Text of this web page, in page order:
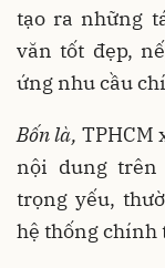
tạo ra những
văn tốt đẹp,
ứng nhu cầu
Bốn là, TPHCM
nội dung
trọng yếu,
hệ thống chính